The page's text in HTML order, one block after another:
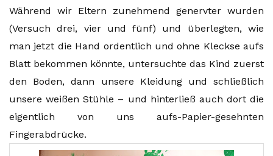
Während wir Eltern zunehmend genervter wurden
(Versuch drei, vier und fünf) und überlegten, wie
man jetzt die Hand ordentlich und ohne Kleckse aufs
Blatt bekommen könnte, untersuchte das Kind zuerst
den Boden, dann unsere Kleidung und schließlich
unsere weißen Stühle – und hinterließ auch dort die
eigentlich von uns aufs-Papier-gesehnten
Fingerabdrücke.